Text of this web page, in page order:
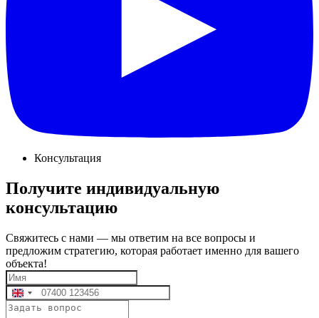
Консультация
Получите индивидуальную
консультацию
Свяжитесь с нами — мы ответим на все вопросы и
предложим стратегию, которая работает именно для вашего
объекта!